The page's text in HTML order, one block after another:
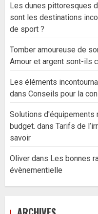
Les dunes pittoresques
sont les destinations
de sport ?
Tomber amoureuse de
Amour et argent sont-ils
Les éléments
dans Conseils pour la
Solutions d'équipements
budget. dans Tarifs de
savoir
Oliver dans Les bonnes
évènementielle